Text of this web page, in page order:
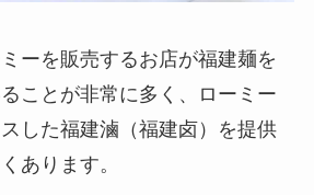
ーを販売するお店が福建麺を
ことが非常に多く、ローミー
した福建滷（福建卤）
を提供
あります。